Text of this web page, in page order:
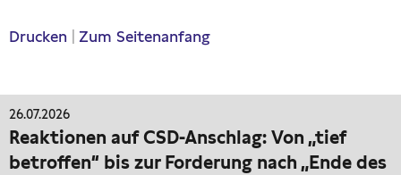
Drucken Zum Seitenanfang
26.07.2026
Reaktionen auf CSD-Anschlag: Von „tief
betroffen“ bis zur Forderung nach „Ende des